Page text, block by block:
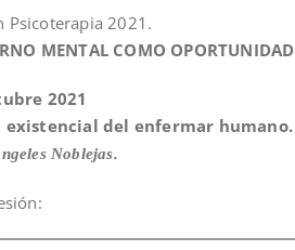
Psicoterapia 2021.
MENTAL COMO OPORTUNIDAD
2021
existencial del enfermar humano.
Noblejas.